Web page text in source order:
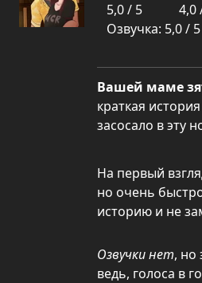
5,0 / 5
4,0
Озвучка: 5,0 / 5
Вашей маме
краткая
засосало в эту
На первый
но очень
историю и не
Озвучки нет, но
ведь, голоса в